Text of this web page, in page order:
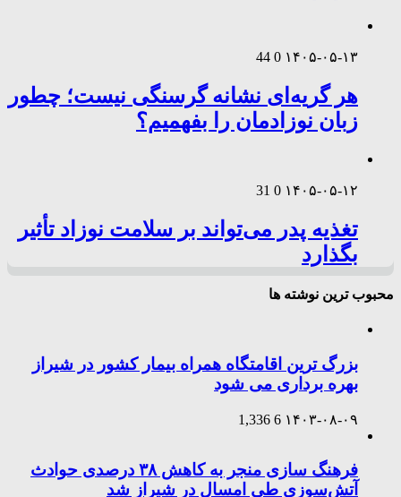
۱۴۰۵-۰۵-۱۳ 0
44
هر گریه‌ای نشانه گرسنگی نیست؛ چطور
زبان نوزادمان را بفهمیم؟
۱۴۰۵-۰۵-۱۲ 0
31
تغذیه پدر می‌تواند بر سلامت نوزاد تأثیر
بگذارد
محبوب ترین نوشته ها
بزرگ ترین اقامتگاه همراه بیمار کشور در شیراز
بهره برداری می شود
۱۴۰۳-۰۸-۰۹ 6
1,336
فرهنگ سازی منجر به کاهش ۳۸ درصدی حوادث
آتش‌سوزی طی امسال در شیراز شد